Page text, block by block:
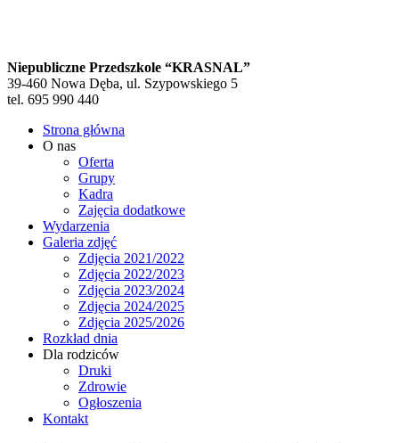
Niepubliczne Przedszkole “KRASNAL”
39-460 Nowa Dęba, ul. Szypowskiego 5
tel. 695 990 440
Strona główna
O nas
Oferta
Grupy
Kadra
Zajęcia dodatkowe
Wydarzenia
Galeria zdjęć
Zdjęcia 2021/2022
Zdjęcia 2022/2023
Zdjęcia 2023/2024
Zdjęcia 2024/2025
Zdjęcia 2025/2026
Rozkład dnia
Dla rodziców
Druki
Zdrowie
Ogłoszenia
Kontakt